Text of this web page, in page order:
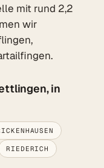
mit rund 2,2
wir
in
RIEDERICH